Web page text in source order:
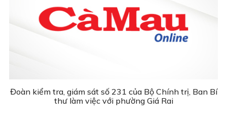
Đoàn kiểm tra, giám sát số 231 của Bộ Chính trị, Ban Bí
thư làm việc với phường Giá Rai